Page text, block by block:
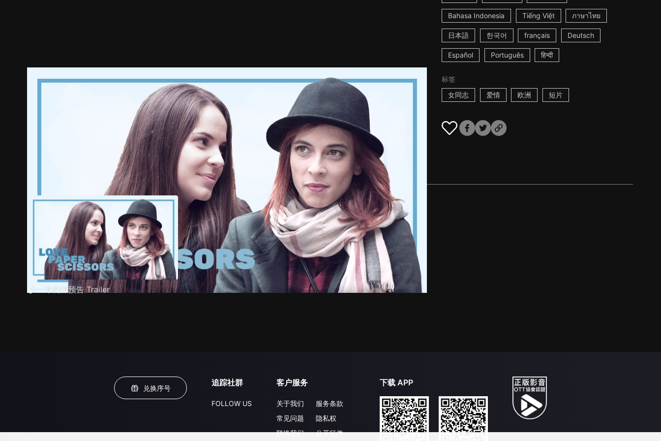
Bahasa Indonesia Tiếng Việt ภาษาไทย
日本語 한국어 français Deutsch
Español Português हिन्दी
标签
女同志
爱情 欧洲 短片
推荐影片 剧情介绍
少一半的伴预告 Trailer
兑换序号
追踪社群
FOLLOW US
客户服务
关于我们
常见问题
联络我们
服务条款
隐私权
公开征件
下载 APP